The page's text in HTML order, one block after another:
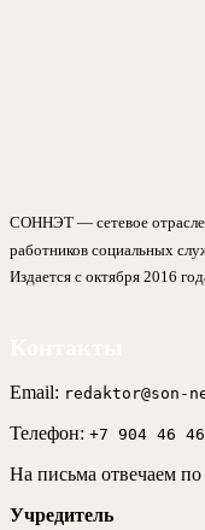
СОННЭТ — сетевое
работников социальных
Издается с октября 2016
Email: redaktor@son-
Телефон: +7 904 46
На письма отвечаем
Учредитель